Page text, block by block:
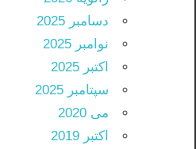
دسامبر 2025
نوامبر 2025
اکتبر 2025
سپتامبر 2025
می 2020
اکتبر 2019